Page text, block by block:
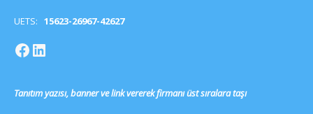
UETS: 15623-26967-42627
Tanıtım yazısı, banner ve link vererek firmanı üst sıralara taşı